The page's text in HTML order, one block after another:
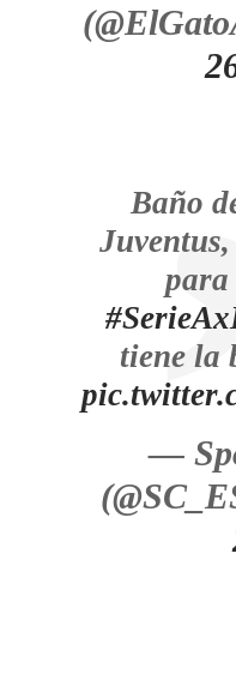
Baño
para
tiene la
—